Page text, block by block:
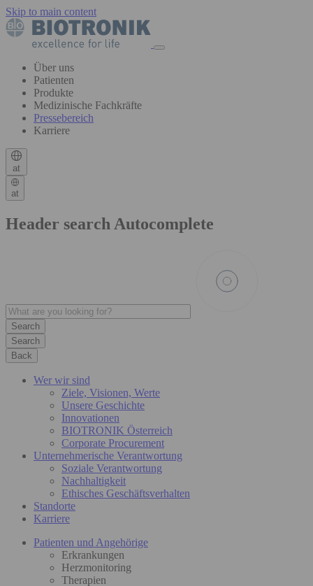
Skip to main content
Über uns
Patienten
Produkte
Medizinische Fachkräfte
Pressebereich
Karriere
at
at
Header search Autocomplete
Search
Back
Wer wir sind
Ziele, Visionen, Werte
Unsere Geschichte
Innovationen
BIOTRONIK Österreich
Corporate Procurement
Unternehmerische Verantwortung
Soziale Verantwortung
Nachhaltigkeit
Ethisches Geschäftsverhalten
Standorte
Karriere
Patienten und Angehörige
Erkrankungen
Herzmonitoring
Therapien